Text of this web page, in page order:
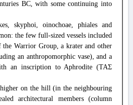
BC, with some continuing into
skyphoi, oinochoae, phiales and
the few full-sized vessels included
Warrior Group, a krater and other
an anthropomorphic vase), and a
an inscription to Aphrodite (ΤΑΣ
on the hill (in the neighbouring
architectural members (column